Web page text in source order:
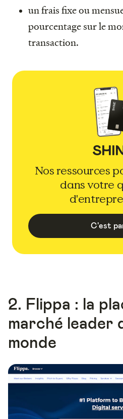
un frais fixe ou
pourcentage sur le
transaction.
Nos ressources
dans votre
C'est
2. Flippa : la
marché leader
monde